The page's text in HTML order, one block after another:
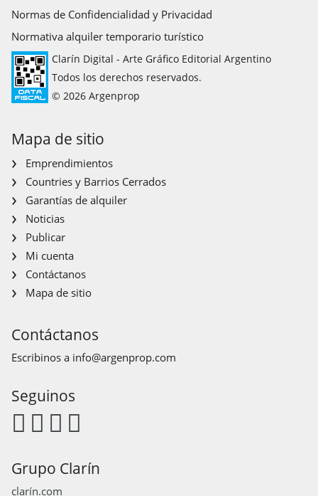
Normas de Confidencialidad y Privacidad
Normativa alquiler temporario turístico
Clarín Digital - Arte Gráfico Editorial Argentino
Todos los derechos reservados.
© 2026 Argenprop
Mapa de sitio
Emprendimientos
Countries y Barrios Cerrados
Garantías de alquiler
Noticias
Publicar
Mi cuenta
Contáctanos
Mapa de sitio
Contáctanos
Escribinos a info@argenprop.com
Seguinos
Grupo Clarín
clarín.com